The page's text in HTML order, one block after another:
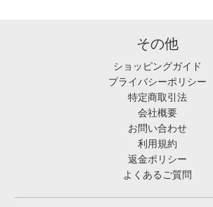
その他
ショッピングガイド
プライバシーポリシー
特定商取引法
会社概要
お問い合わせ
利用規約
返金ポリシー
よくあるご質問